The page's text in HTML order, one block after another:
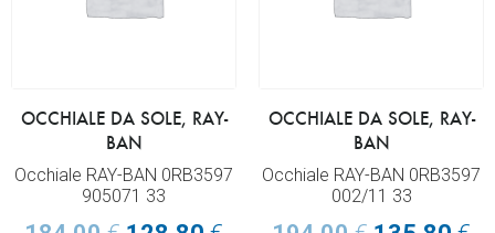
OCCHIALE DA SOLE, RAY-
BAN
Occhiale RAY-BAN 0RB3597
905071 33
OCCHIALE DA SOLE, RAY-
BAN
Occhiale RAY-BAN 0RB3597
002/11 33